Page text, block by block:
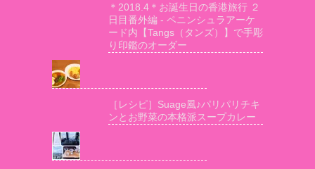
＊2018.4＊お誕生日の香港旅行 ２
日目番外編 - ペニンシュラアーケ
ード内【Tangs（タンズ）】で手彫
り印鑑のオーダー
［レシピ］Suage風♪パリパリチキ
ンとお野菜の本格派スープカレー